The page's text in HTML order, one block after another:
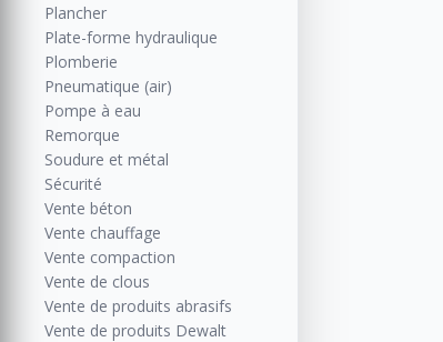
Plancher
Plate-forme hydraulique
Plomberie
Pneumatique (air)
Pompe à eau
Remorque
Soudure et métal
Sécurité
Vente béton
Vente chauffage
Vente compaction
Vente de clous
Vente de produits abrasifs
Vente de produits Dewalt